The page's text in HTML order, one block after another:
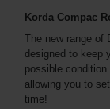
Korda Compac
The new range of
designed to keep
possible
allowing you to
time!